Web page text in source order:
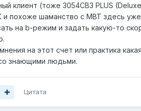
клиент (тоже 3054CB3 PLUS
и похоже шаманство с MBT здесь
на b-режим и задать какую-то
на этот счет или практика
знающими людьми.
Цитата